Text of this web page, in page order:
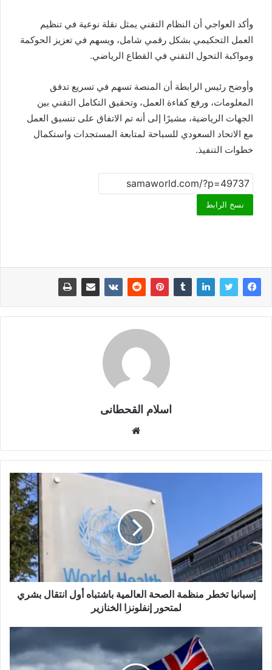
وأكد العواجي أن النظام التقني يمثل نقلة نوعية في تنظيم
العمل التحكيمي بشكل رقمي شامل، ويسهم في تعزيز الحوكمة
ومواكبة التحول التقني في القطاع الرياضي.
وأوضح رئيس الرابطة أن المنصة تسهم في تسريع تدفق
المعلومات، ورفع كفاءة العمل، وتحقيق التكامل التقني بين
الجهات الرياضية، مشيرًا إلى أنه تم الاتفاق على تنسيق العمل
مع الاتحاد السعودي للسباحة لمتابعة المستجدات واستكمال
خطوات التنفيذ.
نسخ الرابط
اسلام القحطانى
ق
ع
ا
و
ي
ب
إسبانيا تخطر منظمة الصحة العالمية باشتباه أول انتقال بشري
لمتحور إنفلونزا الخنازير